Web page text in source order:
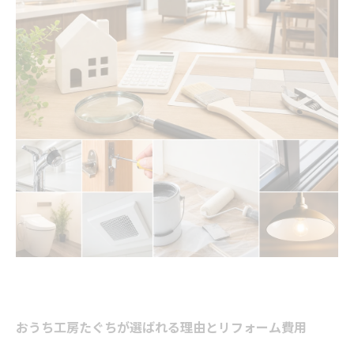
おうち工房たぐちが選ばれる理由とリフォーム費用